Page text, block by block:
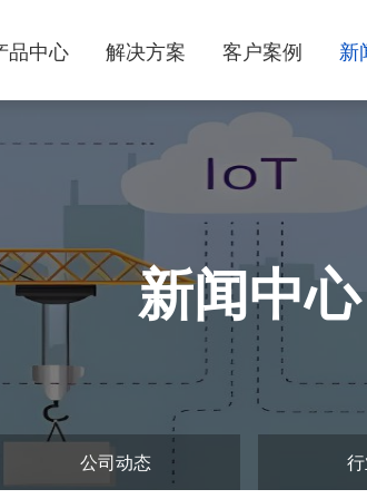
品中心 解决方案 客户案例 新
新闻中心
公司动态